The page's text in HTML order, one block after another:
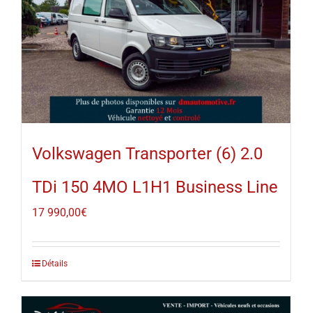
Volkswagen Transporter (6) 2.0
TDi 150 4MO L1H1 Business Line
17 990,00€
Détails